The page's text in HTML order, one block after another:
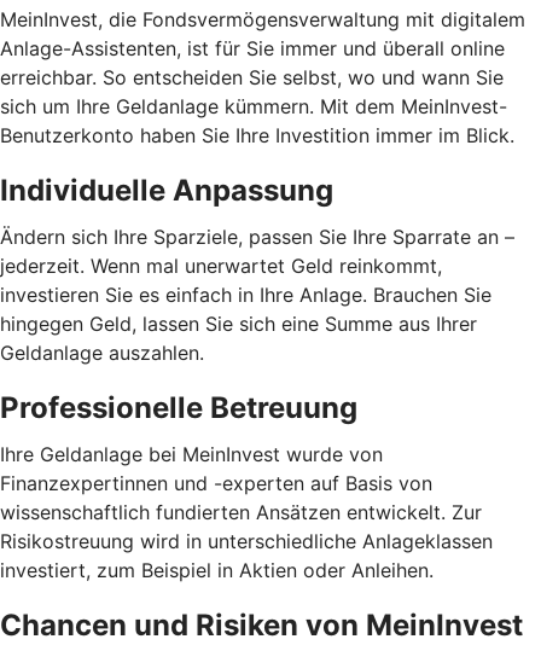
MeinInvest, die Fondsvermögensverwaltung mit digitalem
Anlage-Assistenten, ist für Sie immer und überall online
erreichbar. So entscheiden Sie selbst, wo und wann Sie
sich um Ihre Geldanlage kümmern. Mit dem MeinInvest-
Benutzerkonto haben Sie Ihre Investition immer im Blick.
Individuelle Anpassung
Ändern sich Ihre Sparziele, passen Sie Ihre Sparrate an –
jederzeit. Wenn mal unerwartet Geld reinkommt,
investieren Sie es einfach in Ihre Anlage. Brauchen Sie
hingegen Geld, lassen Sie sich eine Summe aus Ihrer
Geldanlage auszahlen.
Professionelle Betreuung
Ihre Geldanlage bei MeinInvest wurde von
Finanzexpertinnen und -experten auf Basis von
wissenschaftlich fundierten Ansätzen entwickelt. Zur
Risikostreuung wird in unterschiedliche Anlageklassen
investiert, zum Beispiel in Aktien oder Anleihen.
Chancen und Risiken von MeinInvest